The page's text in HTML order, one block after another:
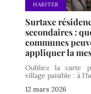
HABITER
Surtaxe
secondaires :
communes
appliquer la
Oubliez la carte
village paisible : à
12 mars 2026